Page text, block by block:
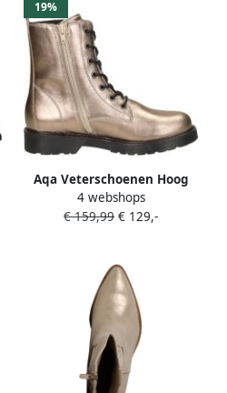
19%
Aqa Veterschoenen Hoog
Veterschoenen Hoog
Goudkleur
4 webshops
€ 159,99 € 129,-